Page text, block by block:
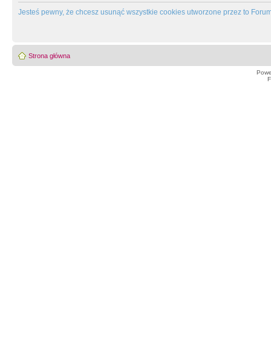
Jesteś pewny, że chcesz usunąć wszystkie cookies utworzone przez to
Strona główna